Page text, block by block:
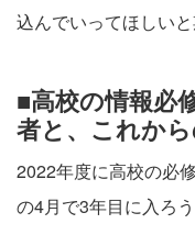
込んでいってほしいと
■高校の情報必
者と、これか
2022年度に高校の必
の4月で3年目に入ろう